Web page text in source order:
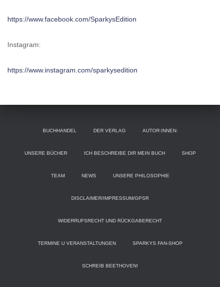
https://www.facebook.com/SparkysEdition
Instagram:
https://www.instagram.com/sparkysedition
BUCHHANDEL DER VERLAG AUTOR:INNEN:
UNSERE BÜCHER ICH BESCHREIBE DIR MEIN BUCH SHOP
TEAM NEWS UNSERE PHILOSOPHIE
DISCLAIMER/IMPRESSUM/GPSR
WIDERRUFSRECHT UND RÜCKGABERECHT
TERMINE U VERANSTALTUNGEN SPARKYS FAN-SHOP
SCHREIB BEETHOVEN!